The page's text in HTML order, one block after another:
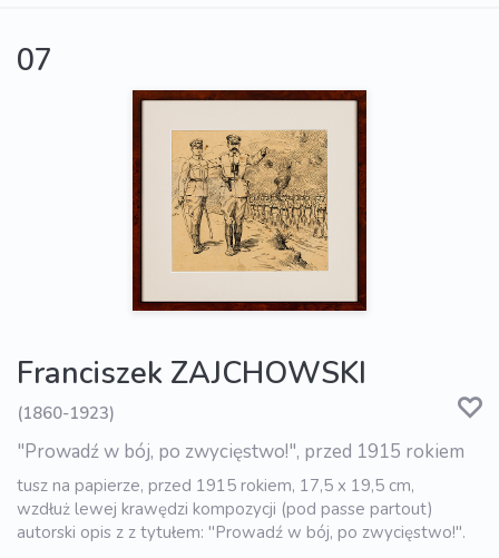
07
Franciszek ZAJCHOWSKI
(1860-1923)
"Prowadź w bój, po zwycięstwo!", przed 1915 rokiem
tusz na papierze, przed 1915 rokiem, 17,5 x 19,5 cm,
wzdłuż lewej krawędzi kompozycji (pod passe partout)
autorski opis z z tytułem: "Prowadź w bój, po zwycięstwo!".